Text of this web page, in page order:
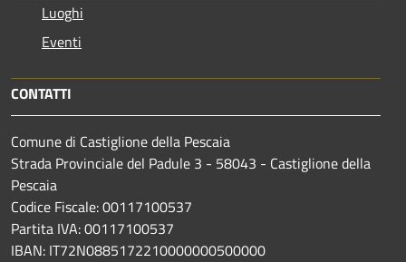
Luoghi
Eventi
CONTATTI
Comune di Castiglione della Pescaia
Strada Provinciale del Padule 3 - 58043 - Castiglione della
Pescaia
Codice Fiscale: 00117100537
Partita IVA: 00117100537
IBAN: IT72N0885172210000000500000